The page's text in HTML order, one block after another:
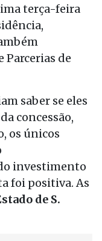
terça-feira
Parcerias de
saber se eles
concessão,
os únicos
investimento
foi positiva. As
de S.